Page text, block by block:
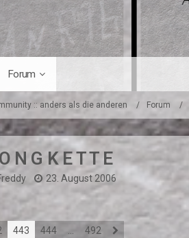
Forum
:: anders als die anderen Forum
N G K E T T E
23. August 2006
443 444 492